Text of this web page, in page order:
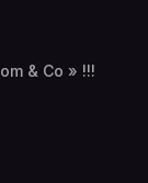
& Co » !!!